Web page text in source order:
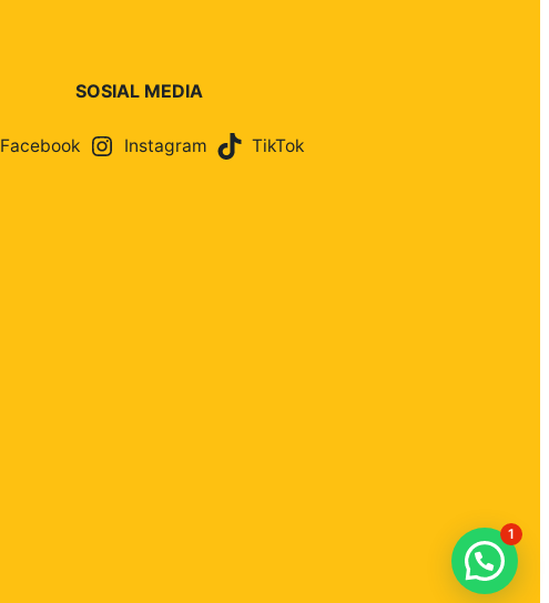
SOSIAL MEDIA
Facebook Instagram TikTok
1